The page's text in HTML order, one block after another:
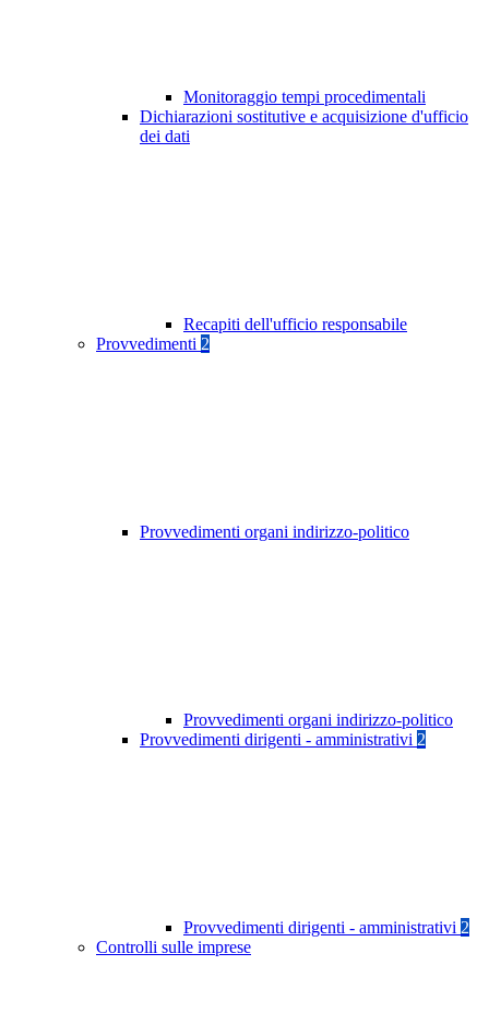
Monitoraggio tempi procedimentali
Dichiarazioni sostitutive e acquisizione d'ufficio
dei dati
Recapiti dell'ufficio responsabile
Provvedimenti 2
Provvedimenti organi indirizzo-politico
Provvedimenti organi indirizzo-politico
Provvedimenti dirigenti - amministrativi 2
Provvedimenti dirigenti - amministrativi 2
Controlli sulle imprese